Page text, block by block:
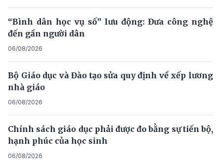
“Bình dân học vụ số” lưu động: Đưa công nghệ
đến gần người dân
06/08/2026
Bộ Giáo dục và Đào tạo sửa quy định về xếp lương
nhà giáo
06/08/2026
Chính sách giáo dục phải được đo bằng sự tiến bộ,
hạnh phúc của học sinh
06/08/2026